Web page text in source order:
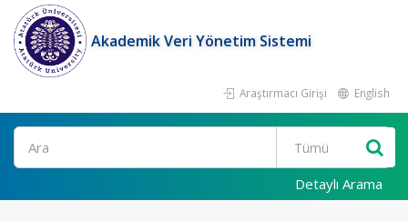
Akademik Veri Yönetim Sistemi
Araştırmacı Girişi English
Ara
Detaylı Arama